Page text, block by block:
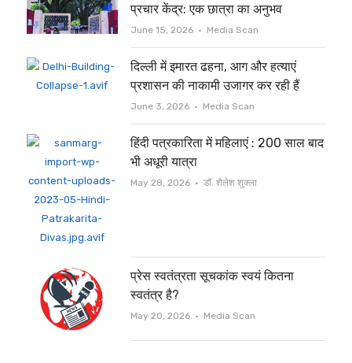
प्रचार केंद्र: एक छात्रा का अनुभव
June 15, 2026 Author
Media Scan
दिल्ली में इमारत ढहना, आग और हत्याएं
प्रशासन की नाकामी उजागर कर रही हैं
June 3, 2026 Author
Media Scan
हिंदी पत्रकारिता में महिलाएं : 200 साल बाद
भी अधूरी यात्रा
May 28, 2026 Author
डॉ. शैलेश शुक्ला
प्रेस स्वतंत्रता सूचकांक स्वयं कितना
स्वतंत्र है?
May 20, 2026 Author
Media Scan